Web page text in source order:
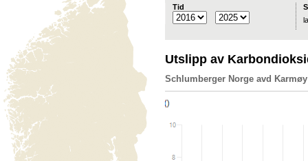
Tid
Utslipp av
Schlumberger Norge avd